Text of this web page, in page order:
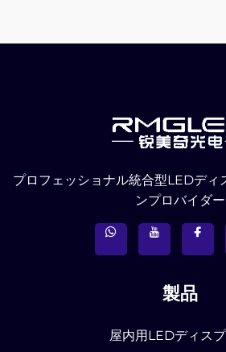
プロフェッショナル統合型LEDディ
ンプロバイダー
製品
屋内用LEDディス